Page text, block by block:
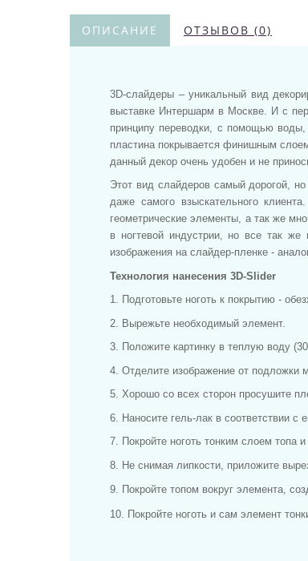
ОПИСАНИЕ ОТЗЫВОВ (0)
3D-cлайдеры – уникальный вид
выставке Интершарм в Москве. И с
принципу переводки, с помощью воды,
пластина покрывается финишным
данный декор очень удобен и не
Этот вид слайдеров самый дорогой,
даже самого взыскательного
геометрические элементы, а так же
в ногтевой индустрии, но все так
изображения на слайдер-пленке -
Технология нанесения 3D-Slider
1. Подготовьте ноготь к покрытию -
2. Вырежьте необходимый элемент.
3. Положите картинку в теплую воду
4. Отделите изображение от подложки
5. Хорошо со всех сторон просушите
6. Наносите гель-лак в соответствии с
7. Покройте ноготь тонким слоем топа
8. Не снимая липкости, приложите
9. Покройте топом вокруг элемента,
10. Покройте ноготь и сам элемент